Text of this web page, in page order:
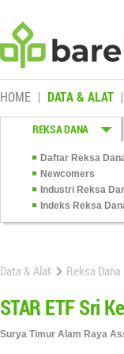
HOME DATA & ALAT
REKSA DANA
Daftar Reksa
Newcomers
Industri Reksa
Indeks Reksa
Data & Alat Reksa Dana
STAR ETF Sri
Surya Timur Alam Raya